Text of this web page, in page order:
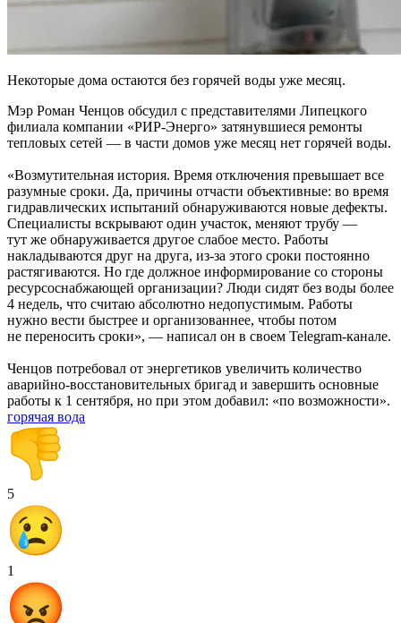
Некоторые дома остаются без горячей воды уже месяц.
Мэр Роман Ченцов обсудил с представителями Липецкого
филиала компании «РИР-Энерго» затянувшиеся ремонты
тепловых сетей — в части домов уже месяц нет горячей воды.
«Возмутительная история. Время отключения превышает все
разумные сроки. Да, причины отчасти объективные: во время
гидравлических испытаний обнаруживаются новые дефекты.
Специалисты вскрывают один участок, меняют трубу —
тут же обнаруживается другое слабое место. Работы
накладываются друг на друга, из-за этого сроки постоянно
растягиваются. Но где должное информирование со стороны
ресурсоснабжающей организации? Люди сидят без воды более
4 недель, что считаю абсолютно недопустимым. Работы
нужно вести быстрее и организованнее, чтобы потом
не переносить сроки», — написал он в своем Telegram-канале.
Ченцов потребовал от энергетиков увеличить количество
аварийно-восстановительных бригад и завершить основные
работы к 1 сентября, но при этом добавил: «по возможности».
горячая вода
5
1